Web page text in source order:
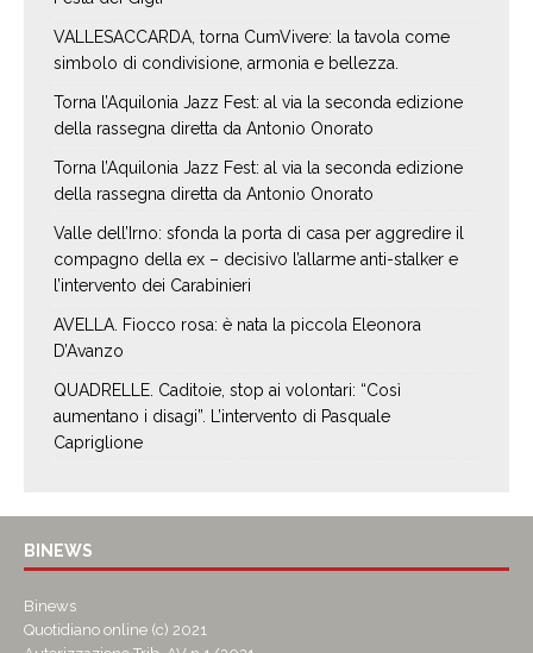
VALLESACCARDA, torna CumVivere: la tavola come
simbolo di condivisione, armonia e bellezza.
Torna l’Aquilonia Jazz Fest: al via la seconda edizione
della rassegna diretta da Antonio Onorato
Torna l’Aquilonia Jazz Fest: al via la seconda edizione
della rassegna diretta da Antonio Onorato
Valle dell’Irno: sfonda la porta di casa per aggredire il
compagno della ex – decisivo l’allarme anti-stalker e
l’intervento dei Carabinieri
AVELLA. Fiocco rosa: è nata la piccola Eleonora
D’Avanzo
QUADRELLE. Caditoie, stop ai volontari: “Così
aumentano i disagi”. L’intervento di Pasquale
Capriglione
BINEWS
Binews
Quotidiano online (c) 2021